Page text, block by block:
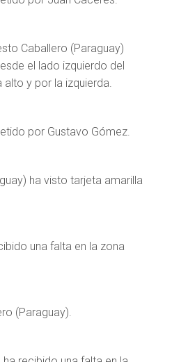
Caballero (Paraguay)
el lado izquierdo del
alto y por la izquierda.
por Gustavo Gómez.
ha visto tarjeta amarilla
una falta en la zona
(Paraguay).